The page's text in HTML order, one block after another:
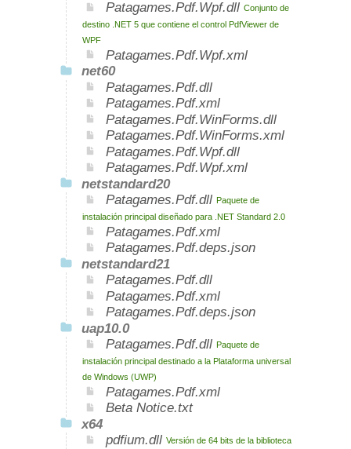
Patagames.Pdf.Wpf.dll Conjunto de
destino .NET 5 que contiene el control PdfViewer de
WPF
Patagames.Pdf.Wpf.xml
net60
Patagames.Pdf.dll
Patagames.Pdf.xml
Patagames.Pdf.WinForms.dll
Patagames.Pdf.WinForms.xml
Patagames.Pdf.Wpf.dll
Patagames.Pdf.Wpf.xml
netstandard20
Patagames.Pdf.dll Paquete de
instalación principal diseñado para .NET Standard 2.0
Patagames.Pdf.xml
Patagames.Pdf.deps.json
netstandard21
Patagames.Pdf.dll
Patagames.Pdf.xml
Patagames.Pdf.deps.json
uap10.0
Patagames.Pdf.dll Paquete de
instalación principal destinado a la Plataforma universal
de Windows (UWP)
Patagames.Pdf.xml
Beta Notice.txt
x64
pdfium.dll Versión de 64 bits de la biblioteca